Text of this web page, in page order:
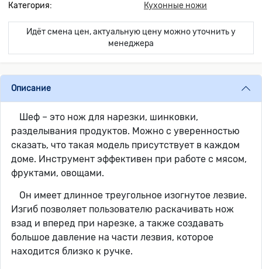
Категория:
Кухонные ножи
Идёт смена цен, актуальную цену можно уточнить у
менеджера
Описание
Шеф – это нож для нарезки, шинковки,
разделывания продуктов. Можно с уверенностью
сказать, что такая модель присутствует в каждом
доме. Инструмент эффективен при работе с мясом,
фруктами, овощами.
Он имеет длинное треугольное изогнутое лезвие.
Изгиб позволяет пользователю раскачивать нож
взад и вперед при нарезке, а также создавать
большое давление на части лезвия, которое
находится близко к ручке.